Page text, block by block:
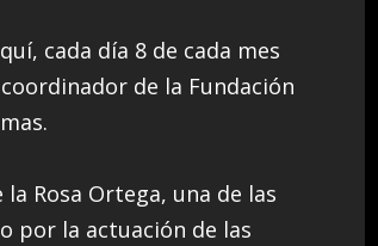
cada día 8 de cada mes
de la Fundación
Rosa Ortega, una de las
por la actuación de las